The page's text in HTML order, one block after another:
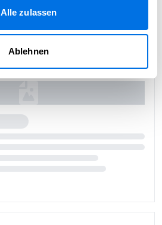
Alle zulassen
Ablehnen